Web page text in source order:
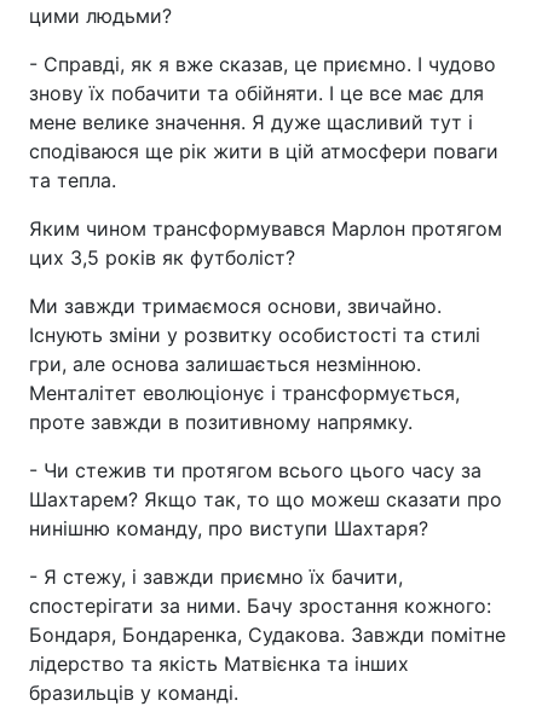
цими людьми?
- Справді, як я вже сказав, це приємно. І чудово
знову їх побачити та обійняти. І це все має для
мене велике значення. Я дуже щасливий тут і
сподіваюся ще рік жити в цій атмосфери поваги
та тепла.
Яким чином трансформувався Марлон протягом
цих 3,5 років як футболіст?
Ми завжди тримаємося основи, звичайно.
Існують зміни у розвитку особистості та стилі
гри, але основа залишається незмінною.
Менталітет еволюціонує і трансформується,
проте завжди в позитивному напрямку.
- Чи стежив ти протягом всього цього часу за
Шахтарем? Якщо так, то що можеш сказати про
нинішню команду, про виступи Шахтаря?
- Я стежу, і завжди приємно їх бачити,
спостерігати за ними. Бачу зростання кожного:
Бондаря, Бондаренка, Судакова. Завжди помітне
лідерство та якість Матвієнка та інших
бразильців у команді.